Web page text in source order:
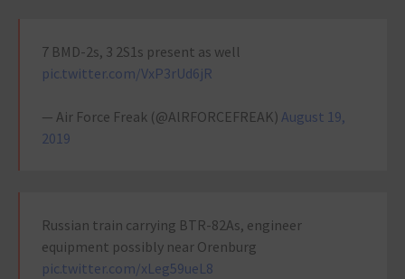
7 BMD-2s, 3 2S1s present as well
pic.twitter.com/VxP3rUd6jR
— Air Force Freak (@AlRFORCEFREAK) August 19,
2019
Russian train carrying BTR-82As, engineer
equipment possibly near Orenburg
pic.twitter.com/xLeg59ueL8